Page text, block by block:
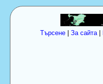
Търсене| За сайта|